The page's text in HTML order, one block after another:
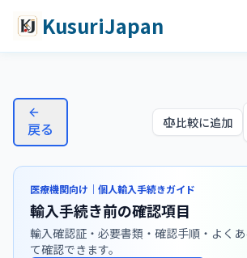
KusuriJapan
アロマシン（エキセ
戻る 比較に追加
医療機関向け｜個人輸入手続きガイド
輸入手続き前の確認項目
輸入確認証・必要書類・確認手順・よく
て確認できます。